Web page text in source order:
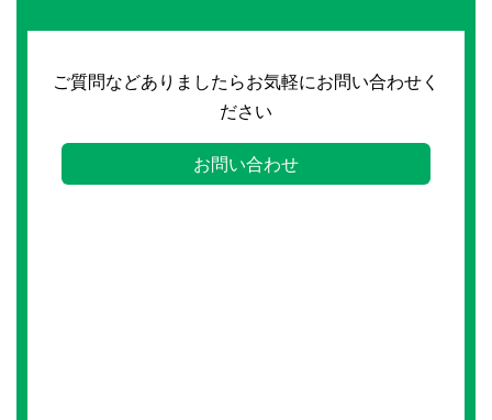
ご質問などありましたらお気軽にお問い合わせく
ださい
お問い合わせ